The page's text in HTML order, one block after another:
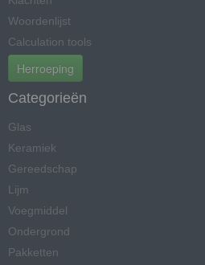
Woordenlijst
Calculation tools
Herroeping
Categorieën
Glas
Keramiek
Gereedschap
Lijm
Voegmiddel
Ondergrond
Pakketten